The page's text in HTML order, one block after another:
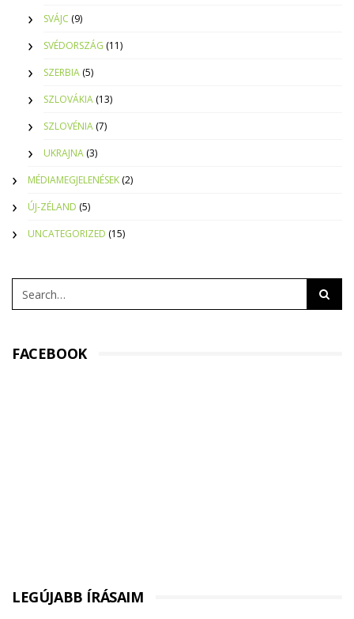
SVÁJC (9)
SVÉDORSZÁG (11)
SZERBIA (5)
SZLOVÁKIA (13)
SZLOVÉNIA (7)
UKRAJNA (3)
MÉDIAMEGJELENÉSEK (2)
ÚJ-ZÉLAND (5)
UNCATEGORIZED (15)
FACEBOOK
LEGÚJABB ÍRÁSAIM